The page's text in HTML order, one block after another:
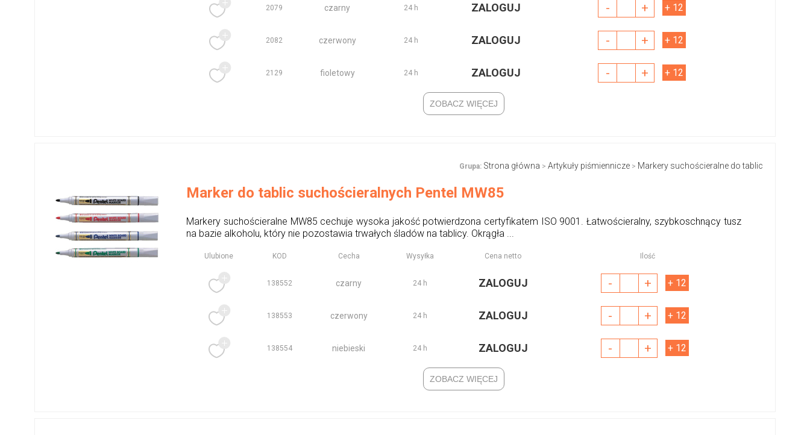
2079 czarny 24 h ZALOGUJ - + + 12
2082 czerwony 24 h ZALOGUJ - + + 12
2129 fioletowy 24 h ZALOGUJ - + + 12
ZOBACZ WIĘCEJ
Grupa: Strona główna > Artykuły piśmiennicze > Markery suchościeralne do tablic
Marker do tablic suchościeralnych Pentel MW85
Markery suchościeralne MW85 cechuje wysoka jakość potwierdzona certyfikatem ISO 9001. Łatwościeralny, szybkoschnący tusz
na bazie alkoholu, który nie pozostawia trwałych śladów na tablicy. Okrągła ...
Ulubione KOD Cecha Wysyłka Cena netto Ilość
138552 czarny 24 h ZALOGUJ - + + 12
138553 czerwony 24 h ZALOGUJ - + + 12
138554 niebieski 24 h ZALOGUJ - + + 12
ZOBACZ WIĘCEJ